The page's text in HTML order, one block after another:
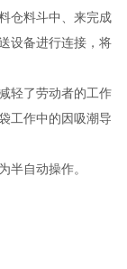
仓料斗中、来完成
设备进行连接，将
轻了劳动者的工作
工作中的因吸潮导
半自动操作。